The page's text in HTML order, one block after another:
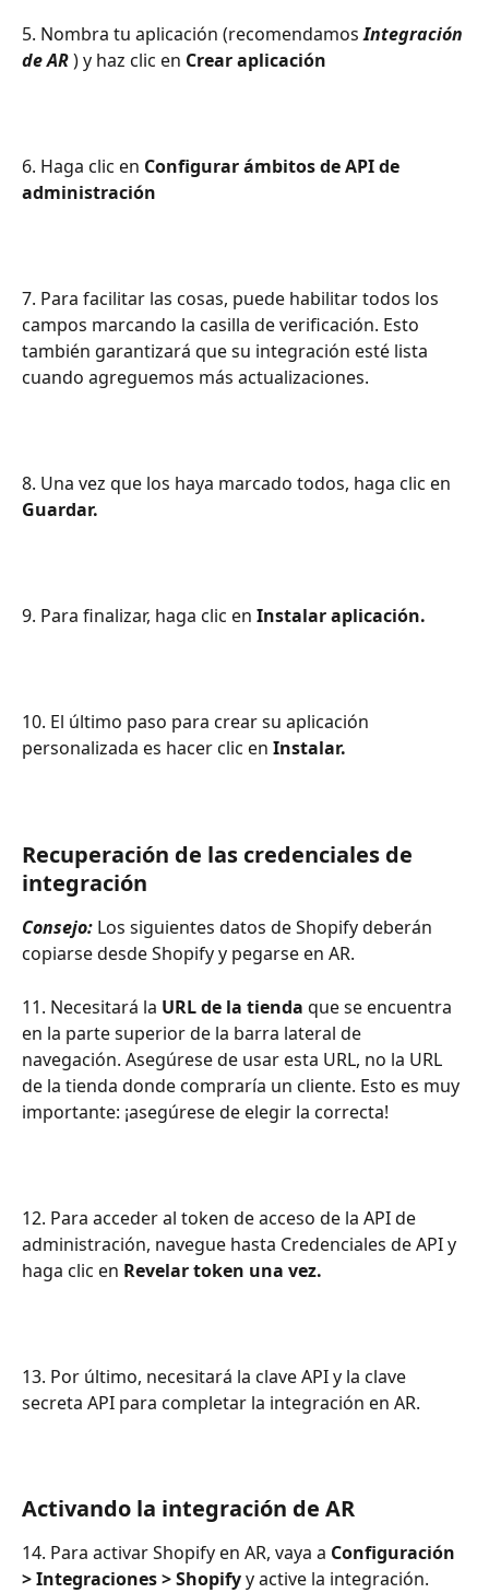
5. Nombra tu aplicación (recomendamos Integración
de AR ) y haz clic en Crear aplicación
6. Haga clic en Configurar ámbitos de API de
administración
7. Para facilitar las cosas, puede habilitar todos los
campos marcando la casilla de verificación. Esto
también garantizará que su integración esté lista
cuando agreguemos más actualizaciones.
8. Una vez que los haya marcado todos, haga clic en
Guardar.
9. Para finalizar, haga clic en Instalar aplicación.
10. El último paso para crear su aplicación
personalizada es hacer clic en Instalar.
Recuperación de las credenciales de
integración
Consejo: Los siguientes datos de Shopify deberán
copiarse desde Shopify y pegarse en AR.
11. Necesitará la URL de la tienda que se encuentra
en la parte superior de la barra lateral de
navegación. Asegúrese de usar esta URL, no la URL
de la tienda donde compraría un cliente. Esto es muy
importante: ¡asegúrese de elegir la correcta!
12. Para acceder al token de acceso de la API de
administración, navegue hasta Credenciales de API y
haga clic en Revelar token una vez.
13. Por último, necesitará la clave API y la clave
secreta API para completar la integración en AR.
Activando la integración de AR
14. Para activar Shopify en AR, vaya a Configuración
> Integraciones > Shopify y active la integración.